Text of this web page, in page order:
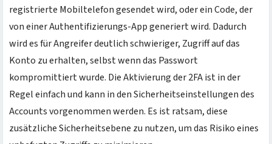
registrierte Mobiltelefon gesendet wird, oder ein Code, der
von einer Authentifizierungs-App generiert wird. Dadurch
wird es für Angreifer deutlich schwieriger, Zugriff auf das
Konto zu erhalten, selbst wenn das Passwort
kompromittiert wurde. Die Aktivierung der 2FA ist in der
Regel einfach und kann in den Sicherheitseinstellungen des
Accounts vorgenommen werden. Es ist ratsam, diese
zusätzliche Sicherheitsebene zu nutzen, um das Risiko eines